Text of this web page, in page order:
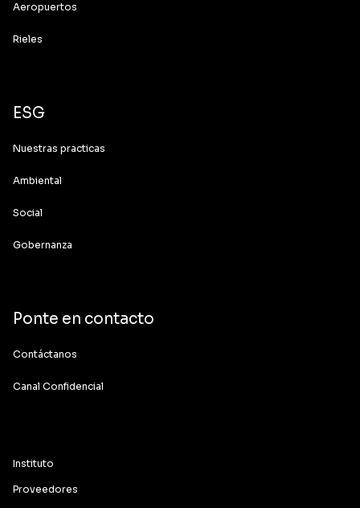
Aeropuertos
Rieles
ESG
Nuestras practicas
Ambiental
Social
Gobernanza
Ponte en contacto
Contáctanos
Canal Confidencial
Instituto
Proveedores